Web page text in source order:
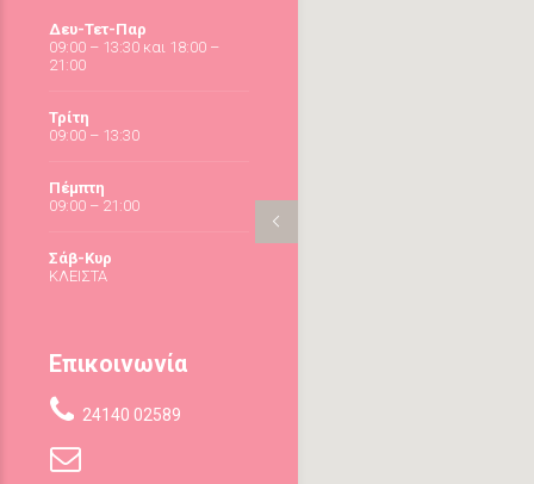
Δευ-Τετ-Παρ
09:00 – 13:30 και 18:00 –
21:00
Τρίτη
09:00 – 13:30
Πέμπτη
09:00 – 21:00
Σάβ-Κυρ
ΚΛΕΙΣΤΑ
Επικοινωνία
24140 02589